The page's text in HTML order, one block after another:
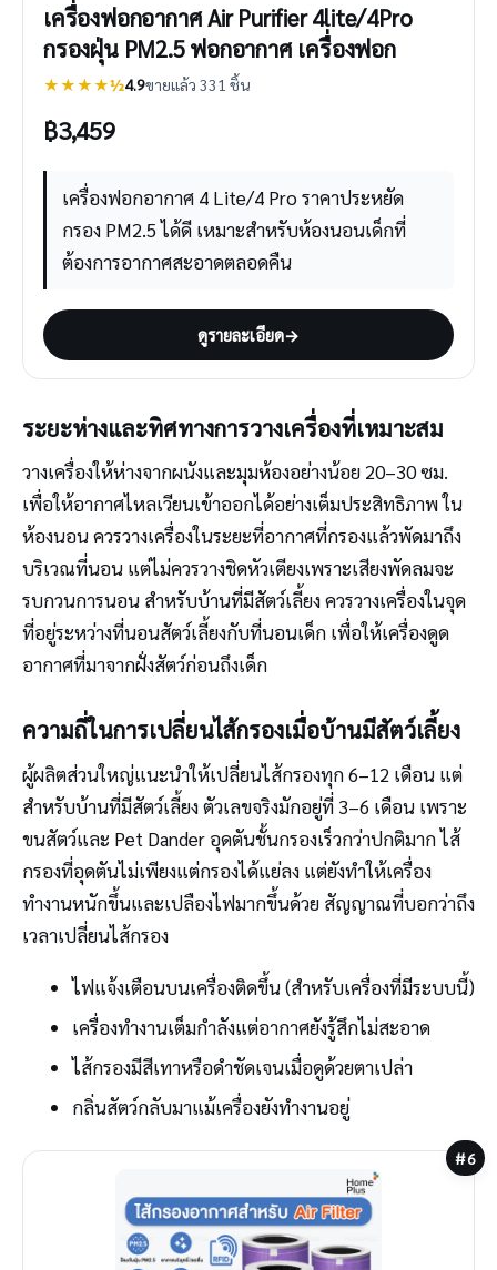
เครื่องฟอกอากาศ Air Purifier 4lite/4Pro
กรองฝุ่น PM2.5 ฟอกอากาศ เครื่องฟอก
★★★★½4.9ขายแล้ว 331 ชิ้น
฿3,459
เครื่องฟอกอากาศ 4 Lite/4 Pro ราคาประหยัด
กรอง PM2.5 ได้ดี เหมาะสำหรับห้องนอนเด็กที่
ต้องการอากาศสะอาดตลอดคืน
ดูรายละเอียด→
ระยะห่างและทิศทางการวางเครื่องที่เหมาะสม
วางเครื่องให้ห่างจากผนังและมุมห้องอย่างน้อย 20–30 ซม.
เพื่อให้อากาศไหลเวียนเข้าออกได้อย่างเต็มประสิทธิภาพ ใน
ห้องนอน ควรวางเครื่องในระยะที่อากาศที่กรองแล้วพัดมาถึง
บริเวณที่นอน แต่ไม่ควรวางชิดหัวเตียงเพราะเสียงพัดลมจะ
รบกวนการนอน สำหรับบ้านที่มีสัตว์เลี้ยง ควรวางเครื่องในจุด
ที่อยู่ระหว่างที่นอนสัตว์เลี้ยงกับที่นอนเด็ก เพื่อให้เครื่องดูด
อากาศที่มาจากฝั่งสัตว์ก่อนถึงเด็ก
ความถี่ในการเปลี่ยนไส้กรองเมื่อบ้านมีสัตว์เลี้ยง
ผู้ผลิตส่วนใหญ่แนะนำให้เปลี่ยนไส้กรองทุก 6–12 เดือน แต่
สำหรับบ้านที่มีสัตว์เลี้ยง ตัวเลขจริงมักอยู่ที่ 3–6 เดือน เพราะ
ขนสัตว์และ Pet Dander อุดตันชั้นกรองเร็วกว่าปกติมาก ไส้
กรองที่อุดตันไม่เพียงแต่กรองได้แย่ลง แต่ยังทำให้เครื่อง
ทำงานหนักขึ้นและเปลืองไฟมากขึ้นด้วย สัญญาณที่บอกว่าถึง
เวลาเปลี่ยนไส้กรอง
ไฟแจ้งเตือนบนเครื่องติดขึ้น (สำหรับเครื่องที่มีระบบนี้)
เครื่องทำงานเต็มกำลังแต่อากาศยังรู้สึกไม่สะอาด
ไส้กรองมีสีเทาหรือดำชัดเจนเมื่อดูด้วยตาเปล่า
กลิ่นสัตว์กลับมาแม้เครื่องยังทำงานอยู่
#6